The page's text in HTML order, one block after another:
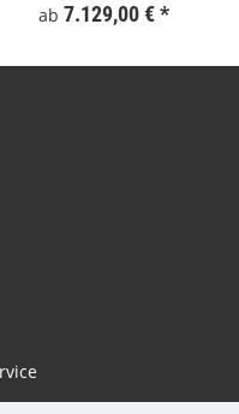
ab 7.129,00 €*